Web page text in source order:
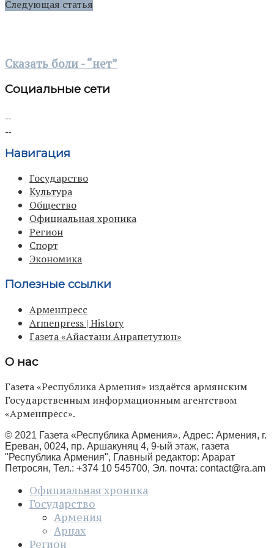
Следующая статья
Сказать боли - “нет”
Социальные сети
Навигация
Государство
Культура
Общество
Официальная хроника
Регион
Спорт
Экономика
Полезные ссылки
Арменпресс
Armenpress | History
Газета «Айастани Анрапетутюн»
О нас
Газета «Республика Армения» издаётся армянским
Государственным информационным агентством
«Арменпресс».
© 2021 Газета «Республика Армения». Адрес: Армения, г.
Ереван, 0024, пр. Аршакуняц 4, 9-ый этаж, газета
"Республика Армения", Главный редактор: Арарат
Петросян, Тел.: +374 10 545700, Эл. почта: contact@ra.am
Официальная хроника
Государство
Армения
Арцах
Регион